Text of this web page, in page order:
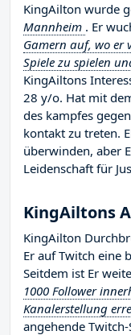
KingAilton wurde
Mannheim . Er
Gamern auf, wo er
Spiele zu spielen
KingAiltons
28 y/o. Hat mit
des kampfes
kontakt zu treten.
überwinden, aber
Leidenschaft für
KingAiltons
KingAilton
Er auf Twitch eine
Seitdem ist Er
1000 Follower
Kanalerstellung
angehende